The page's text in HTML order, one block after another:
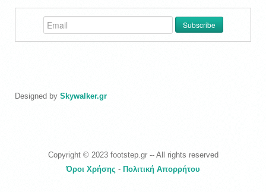
Designed by Skywalker.gr
Copyright © 2023 footstep.gr -- All rights reserved
Όροι Χρήσης - Πολιτική Απορρήτου